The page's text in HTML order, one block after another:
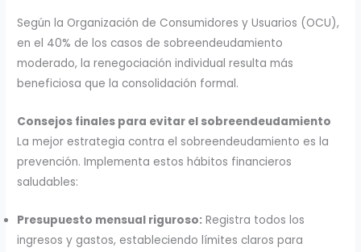
Según la Organización de Consumidores y Usuarios (OCU),
en el 40% de los casos de sobreendeudamiento
moderado, la renegociación individual resulta más
beneficiosa que la consolidación formal.
Consejos finales para evitar el sobreendeudamiento
La mejor estrategia contra el sobreendeudamiento es la
prevención. Implementa estos hábitos financieros
saludables:
Presupuesto mensual riguroso: Registra todos los
ingresos y gastos, estableciendo límites claros para